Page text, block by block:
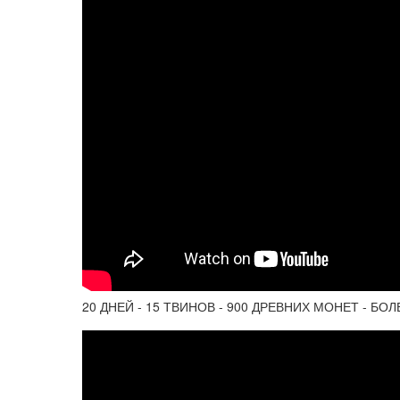
20 ДНЕЙ - 15 ТВИНОВ - 900 ДРЕВНИХ МОНЕТ -